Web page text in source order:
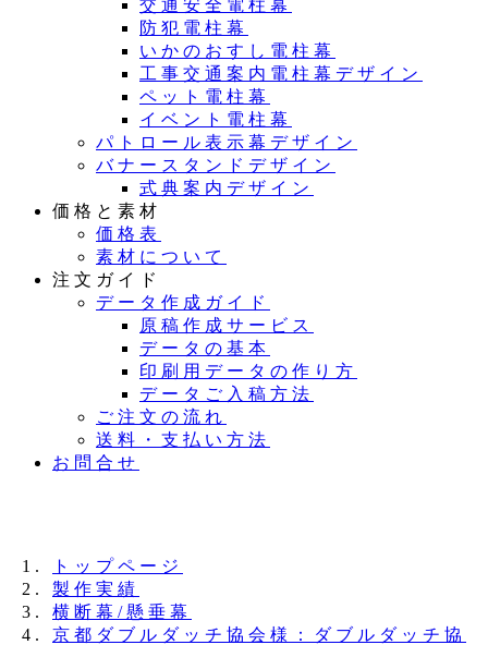
交通安全電柱幕
防犯電柱幕
いかのおすし電柱幕
工事交通案内電柱幕デザイン
ペット電柱幕
イベント電柱幕
パトロール表示幕デザイン
バナースタンドデザイン
式典案内デザイン
価格と素材
価格表
素材について
注文ガイド
データ作成ガイド
原稿作成サービス
データの基本
印刷用データの作り方
データご入稿方法
ご注文の流れ
送料・支払い方法
お問合せ
トップページ
製作実績
横断幕/懸垂幕
京都ダブルダッチ協会様：ダブルダッチ協